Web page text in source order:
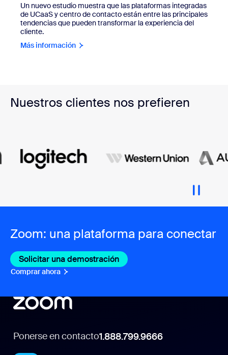
Un nuevo estudio muestra que las plataformas integradas
de UCaaS y centro de contacto están entre las principales
tendencias que pueden transformar la experiencia del
cliente.
Más información
Nuestros clientes nos prefieren
Zoom: una plataforma para conectar
Solicitar una demostración
Comprar ahora
Ponerse en contacto1.888.799.9666